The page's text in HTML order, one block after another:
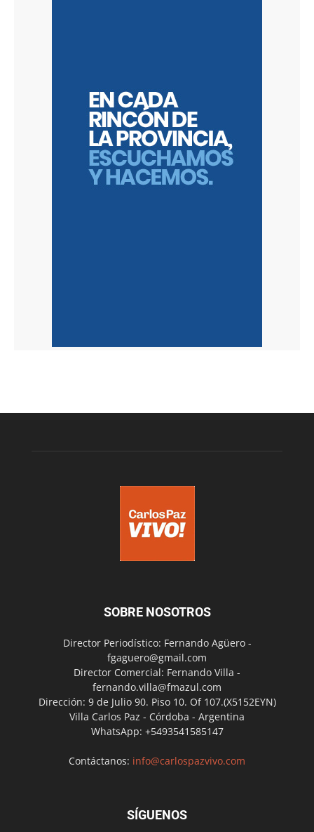
SOBRE NOSOTROS
Director Periodístico: Fernando Agüero -
fgaguero@gmail.com
Director Comercial: Fernando Villa -
fernando.villa@fmazul.com
Dirección: 9 de Julio 90. Piso 10. Of 107.(X5152EYN)
Villa Carlos Paz - Córdoba - Argentina
WhatsApp: +5493541585147
Contáctanos: info@carlospazvivo.com
SÍGUENOS